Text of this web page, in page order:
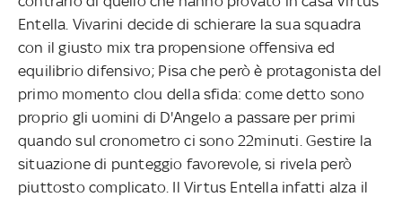
Entella. Vivarini decide di schierare la sua squadra
con il giusto mix tra propensione offensiva ed
equilibrio difensivo; Pisa che però è protagonista del
primo momento clou della sfida: come detto sono
proprio gli uomini di D'Angelo a passare per primi
quando sul cronometro ci sono 22minuti. Gestire la
situazione di punteggio favorevole, si rivela però
piuttosto complicato. Il Virtus Entella infatti alza il